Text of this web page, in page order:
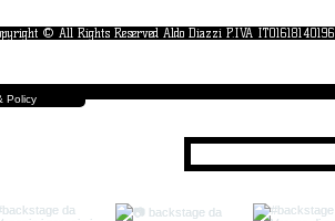
Policy
© All Rights Reserved Aldo Diazzi P.IVA IT01618140196